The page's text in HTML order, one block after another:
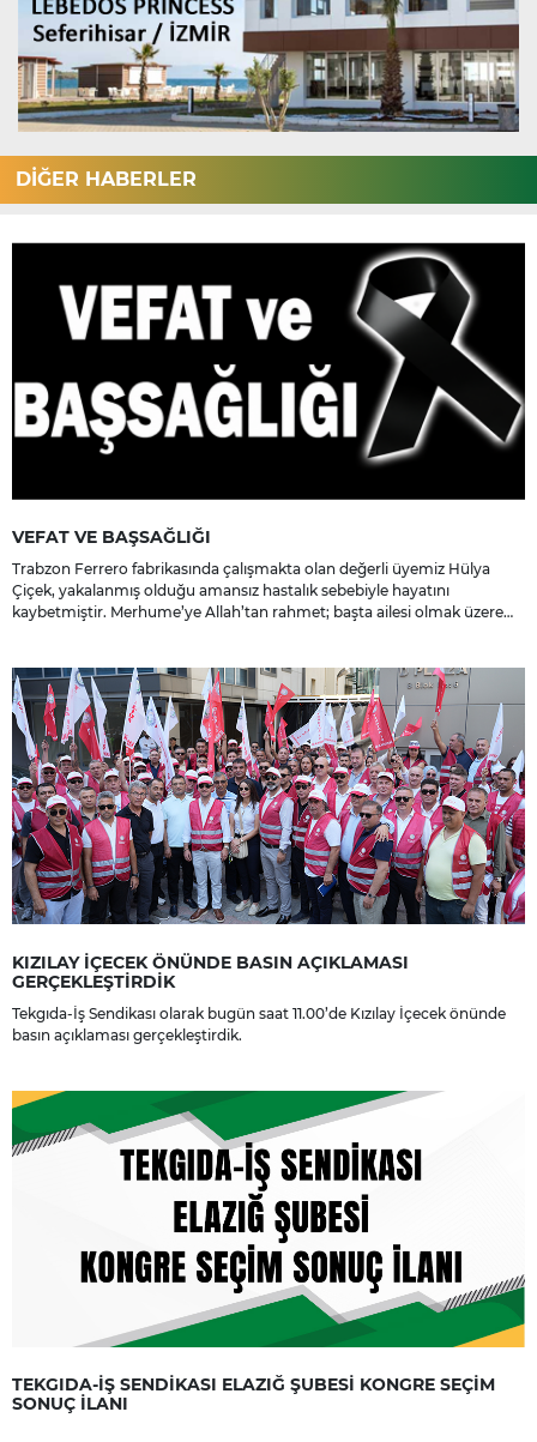
DİĞER HABERLER
VEFAT VE BAŞSAĞLIĞI
Trabzon Ferrero fabrikasında çalışmakta olan değerli üyemiz Hülya
Çiçek, yakalanmış olduğu amansız hastalık sebebiyle hayatını
kaybetmiştir. Merhume’ye Allah’tan rahmet; başta ailesi olmak üzere
KIZILAY İÇECEK ÖNÜNDE BASIN AÇIKLAMASI
GERÇEKLEŞTİRDİK
Tekgıda-İş Sendikası olarak bugün saat 11.00’de Kızılay İçecek önünde
basın açıklaması gerçekleştirdik.
TEKGIDA-İŞ SENDİKASI ELAZIĞ ŞUBESİ KONGRE SEÇİM
SONUÇ İLANI